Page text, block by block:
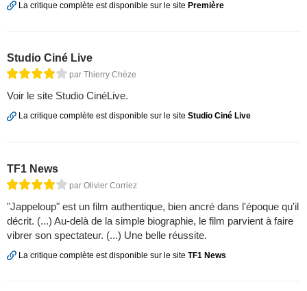
La critique complète est disponible sur le site Première
Studio Ciné Live
par Thierry Chèze
Voir le site Studio CinéLive.
La critique complète est disponible sur le site Studio Ciné Live
TF1 News
par Olivier Corriez
"Jappeloup" est un film authentique, bien ancré dans l'époque qu'il
décrit. (...) Au-delà de la simple biographie, le film parvient à faire
vibrer son spectateur. (...) Une belle réussite.
La critique complète est disponible sur le site TF1 News